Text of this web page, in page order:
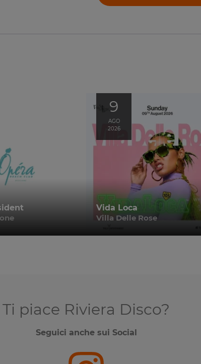
9
AGO
2026
Vida Loca
Villa Delle Rose
Ti piace Riviera Disco?
Seguici anche sui Social